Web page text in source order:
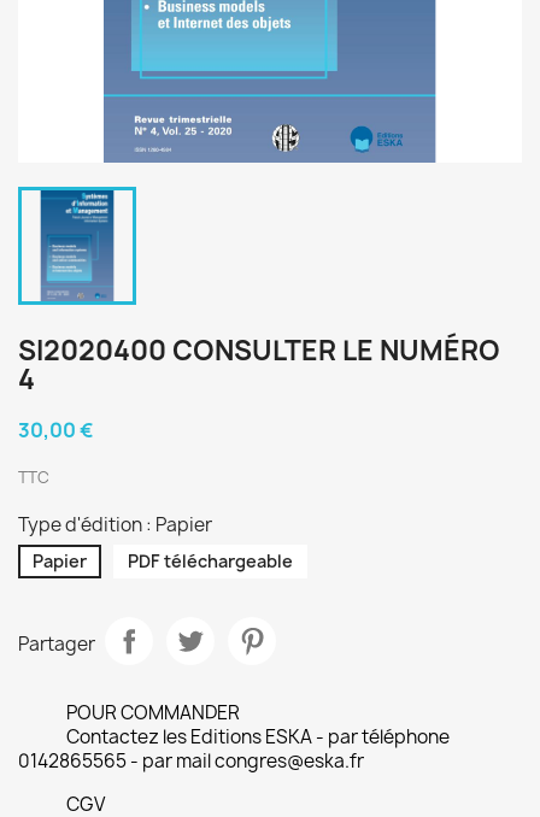
SI2020400 CONSULTER LE NUMÉRO
4
30,00 €
TTC
Type d'édition : Papier
Papier PDF téléchargeable
Partager
POUR COMMANDER
Contactez les Editions ESKA - par téléphone
0142865565 - par mail congres@eska.fr
CGV